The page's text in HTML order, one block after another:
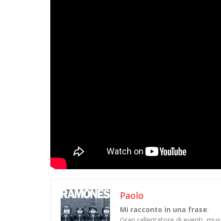
Paolo
Mi racconto in una frase: